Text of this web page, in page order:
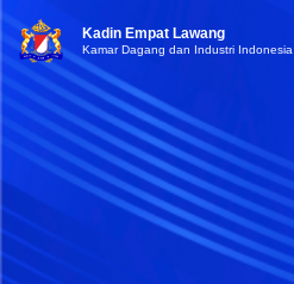
Kadin Empat Lawang
Kamar Dagang dan Industri Indonesia